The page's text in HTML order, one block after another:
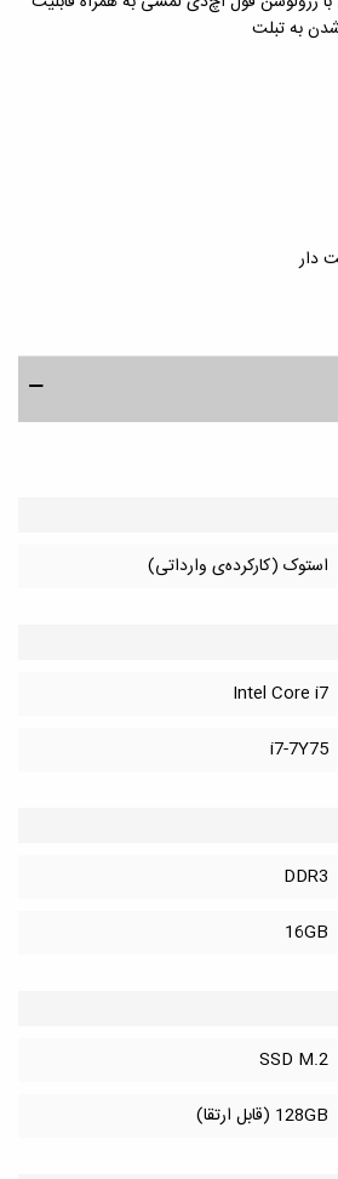
دار
استوک (کارکرده‌ی وارداتی)
Intel Core i7
i7-7Y75
DDR3
16GB
SSD M.2
128GB (قابل ارتقا)